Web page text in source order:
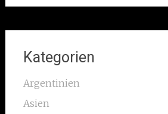
Kategorien
Argentinien
Asien